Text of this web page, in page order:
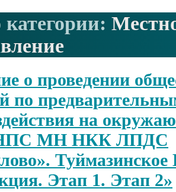
о проведении
по
на
МН НКК ЛПДС
Этап 1. Этап 2»